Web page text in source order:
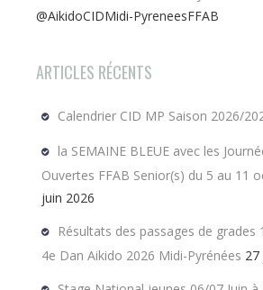
@AikidoCIDMidi-PyreneesFFAB
ARTICLES RÉCENTS
Calendrier CID MP Saison 2026/
la SEMAINE BLEUE avec les
Ouvertes FFAB Senior(s) du 5 au 11
juin 2026
Résultats des passages de grades
4e Dan Aikido 2026 Midi-Pyrénées 27